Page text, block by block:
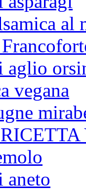
al
aglio
vegana
aneto